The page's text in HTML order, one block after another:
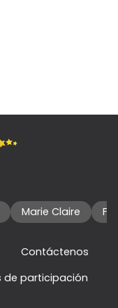
Marie Claire
Contáctenos
de participación